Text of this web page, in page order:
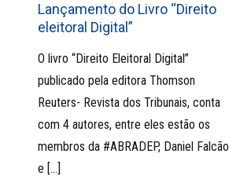
Lançamento do Livro “Direito
eleitoral Digital”
O livro “Direito Eleitoral Digital”
publicado pela editora Thomson
Reuters- Revista dos Tribunais, conta
com 4 autores, entre eles estão os
membros da #ABRADEP, Daniel Falcão
e […]